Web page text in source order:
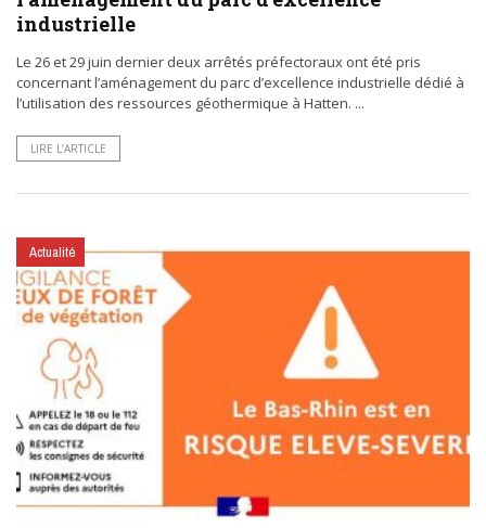
industrielle
Le 26 et 29 juin dernier deux arrêtés préfectoraux ont été pris
concernant l’aménagement du parc d’excellence industrielle dédié à
l’utilisation des ressources géothermique à Hatten. ...
LIRE L’ARTICLE
Actualité